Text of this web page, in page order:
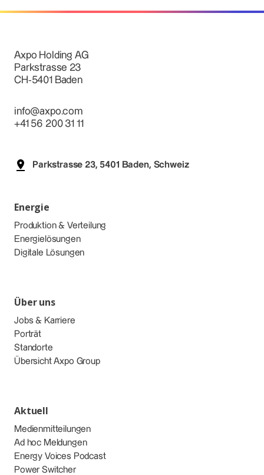
Axpo Holding AG
Parkstrasse 23
CH-5401 Baden
info@axpo.com
+41 56 200 31 11
Parkstrasse 23, 5401 Baden, Schweiz
Energie
Produktion & Verteilung
Energielösungen
Digitale Lösungen
Über uns
Jobs & Karriere
Porträt
Standorte
Übersicht Axpo Group
Aktuell
Medienmitteilungen
Ad hoc Meldungen
Energy Voices Podcast
Power Switcher